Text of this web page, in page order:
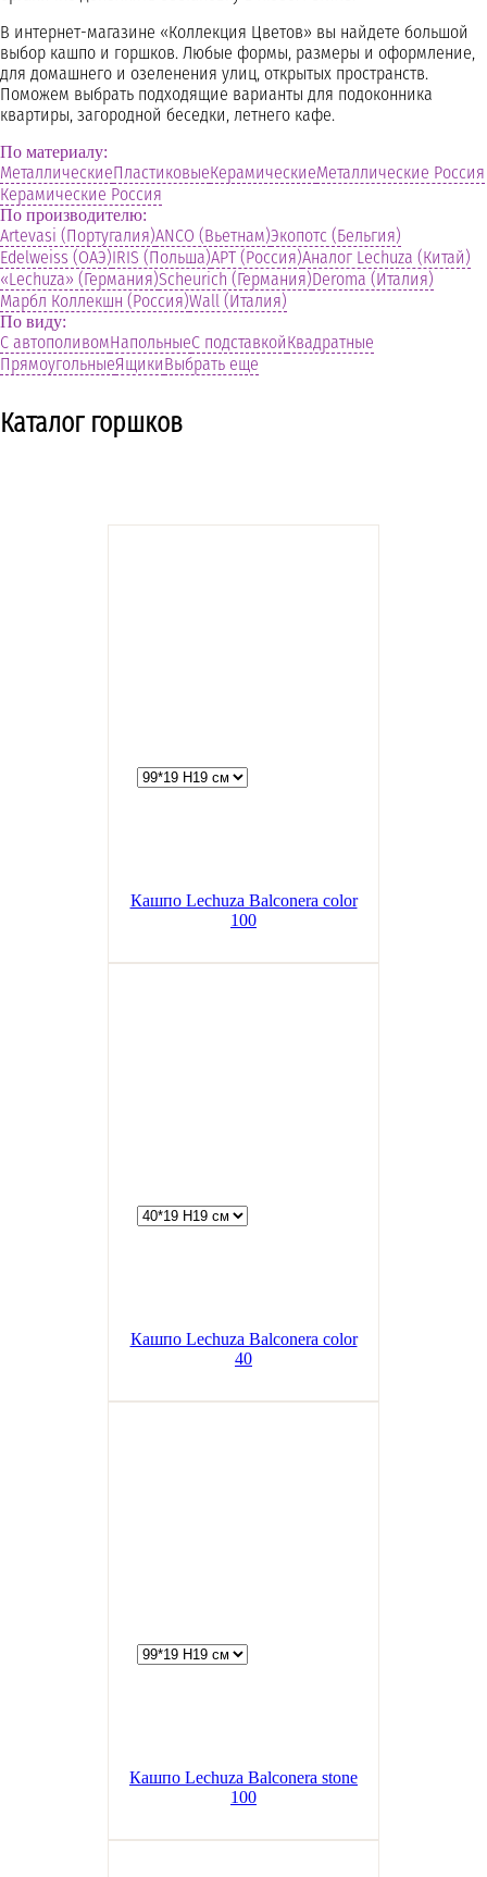
В интернет-магазине «Коллекция Цветов» вы найдете большой
выбор кашпо и горшков. Любые формы, размеры и оформление,
для домашнего и озеленения улиц, открытых пространств.
Поможем выбрать подходящие варианты для подоконника
квартиры, загородной беседки, летнего кафе.
По материалу:
МеталлическиеПластиковыеКерамическиеМеталлические Россия
Керамические Россия
По производителю:
Artevasi (Португалия)ANCO (Вьетнам)Экопотс (Бельгия)
Edelweiss (ОАЭ)IRIS (Польша)АРТ (Россия)Аналог Lechuza (Китай)
«Lechuza» (Германия)Scheurich (Германия)Deroma (Италия)
Марбл Коллекшн (Россия)Wall (Италия)
По виду:
С автополивомНапольныеС подставкойКвадратные
ПрямоугольныеЯщикиВыбрать еще
Каталог горшков
Кашпо Lechuza Balconera color
100
Кашпо Lechuza Balconera color
40
Кашпо Lechuza Balconera stone
100